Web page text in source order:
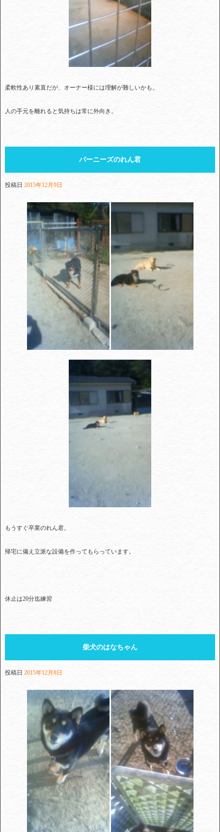
柔軟性あり素直だが、オーナー様には理解が難しいかも。
人の手元を離れると気持ちは常に外向き。
バーニーズのれん君
投稿日 2015年12月9日
もうすぐ卒業のれん君。
帰宅に備え立派な設備を作ってもらっています。
休止は20分迄練習
柴犬のはなちゃん
投稿日 2015年12月8日